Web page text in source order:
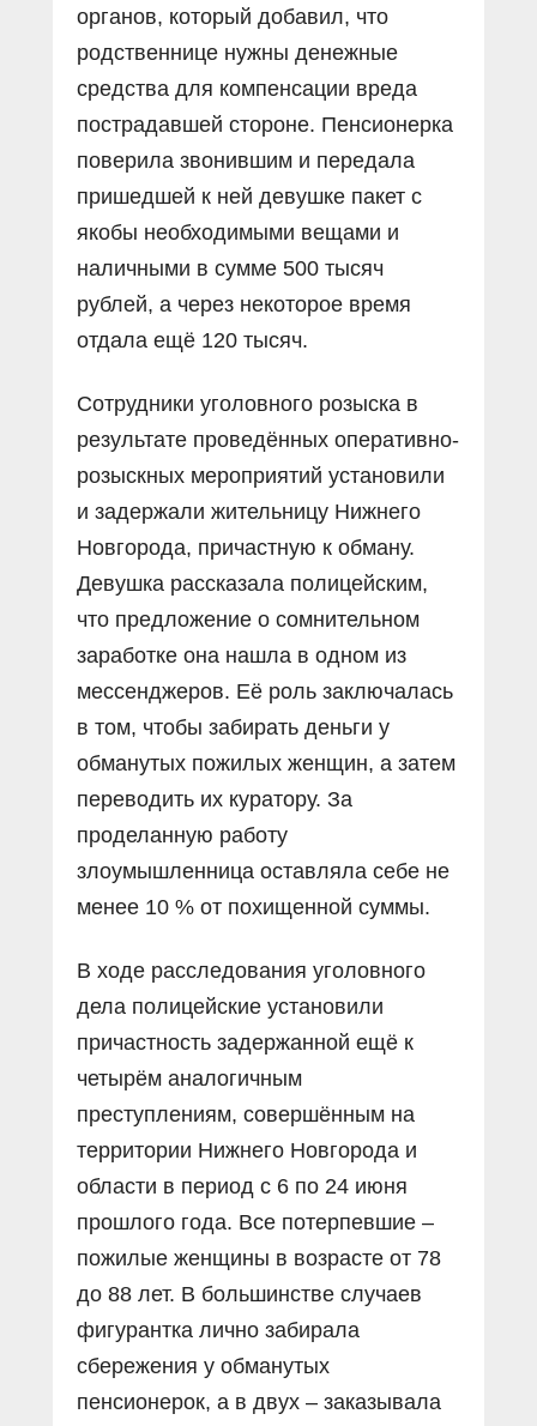
органов, который добавил, что
родственнице нужны денежные
средства для компенсации вреда
пострадавшей стороне. Пенсионерка
поверила звонившим и передала
пришедшей к ней девушке пакет с
якобы необходимыми вещами и
наличными в сумме 500 тысяч
рублей, а через некоторое время
отдала ещё 120 тысяч.
Сотрудники уголовного розыска в
результате проведённых оперативно-
розыскных мероприятий установили
и задержали жительницу Нижнего
Новгорода, причастную к обману.
Девушка рассказала полицейским,
что предложение о сомнительном
заработке она нашла в одном из
мессенджеров. Её роль заключалась
в том, чтобы забирать деньги у
обманутых пожилых женщин, а затем
переводить их куратору. За
проделанную работу
злоумышленница оставляла себе не
менее 10 % от похищенной суммы.
В ходе расследования уголовного
дела полицейские установили
причастность задержанной ещё к
четырём аналогичным
преступлениям, совершённым на
территории Нижнего Новгорода и
области в период с 6 по 24 июня
прошлого года. Все потерпевшие –
пожилые женщины в возрасте от 78
до 88 лет. В большинстве случаев
фигурантка лично забирала
сбережения у обманутых
пенсионерок, а в двух – заказывала